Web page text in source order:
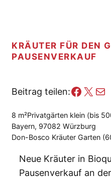
KRÄUTER FÜR DEN
PAUSENVERKAUF
Beitrag teilen: X E-Mail
8 m²Privatgärten klein (bis
Bayern, 97082 Würzburg
Don-Bosco Kräuter Garten
Neue Kräuter in
Pausenverkauf an